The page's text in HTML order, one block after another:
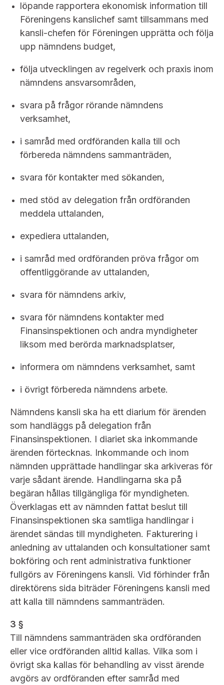
löpande rapportera ekonomisk information till
Föreningens kanslichef samt tillsammans med
kansli-chefen för Föreningen upprätta och följa
upp nämndens budget,
följa utvecklingen av regelverk och praxis inom
nämndens ansvarsområden,
svara på frågor rörande nämndens
verksamhet,
i samråd med ordföranden kalla till och
förbereda nämndens sammanträden,
svara för kontakter med sökanden,
med stöd av delegation från ordföranden
meddela uttalanden,
expediera uttalanden,
i samråd med ordföranden pröva frågor om
offentliggörande av uttalanden,
svara för nämndens arkiv,
svara för nämndens kontakter med
Finansinspektionen och andra myndigheter
liksom med berörda marknadsplatser,
informera om nämndens verksamhet, samt
i övrigt förbereda nämndens arbete.
Nämndens kansli ska ha ett diarium för ärenden
som handläggs på delegation från
Finansinspektionen. I diariet ska inkommande
ärenden förtecknas. Inkommande och inom
nämnden upprättade handlingar ska arkiveras för
varje sådant ärende. Handlingarna ska på
begäran hållas tillgängliga för myndigheten.
Överklagas ett av nämnden fattat beslut till
Finansinspektionen ska samtliga handlingar i
ärendet sändas till myndigheten. Fakturering i
anledning av uttalanden och konsultationer samt
bokföring och rent administrativa funktioner
fullgörs av Föreningens kansli. Vid förhinder från
direktörens sida biträder Föreningens kansli med
att kalla till nämndens sammanträden.
3 §
Till nämndens sammanträden ska ordföranden
eller vice ordföranden alltid kallas. Vilka som i
övrigt ska kallas för behandling av visst ärende
avgörs av ordföranden efter samråd med